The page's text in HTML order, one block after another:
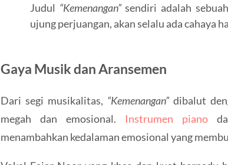
Judul “Kemenangan”sendiri adalah
ujung perjuangan, akan selalu ada cahaya
Gaya Musik dan Aransemen
Dari segi musikalitas, “Kemenangan”dibalut
megah dan emosional. Instrumen piano
menambahkan kedalaman emosional yang